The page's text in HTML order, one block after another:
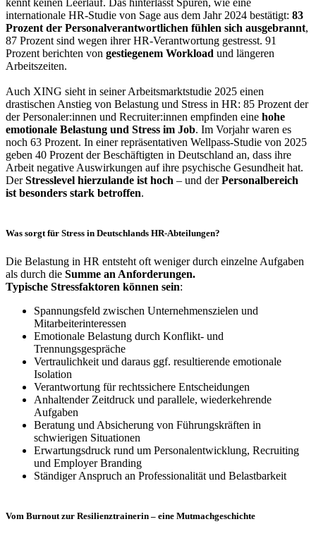
kennt keinen Leerlauf. Das hinterlässt Spuren, wie eine
internationale HR-Studie von Sage aus dem Jahr 2024 bestätigt: 83
Prozent der Personalverantwortlichen fühlen sich ausgebrannt,
87 Prozent sind wegen ihrer HR-Verantwortung gestresst. 91
Prozent berichten von gestiegenem Workload und längeren
Arbeitszeiten.
Auch XING sieht in seiner Arbeitsmarktstudie 2025 einen
drastischen Anstieg von Belastung und Stress in HR: 85 Prozent der
der Personaler:innen und Recruiter:innen empfinden eine hohe
emotionale Belastung und Stress im Job. Im Vorjahr waren es
noch 63 Prozent. In einer repräsentativen Wellpass-Studie von 2025
geben 40 Prozent der Beschäftigten in Deutschland an, dass ihre
Arbeit negative Auswirkungen auf ihre psychische Gesundheit hat.
DerStresslevel hierzulande ist hoch – und derPersonalbereich
ist besonders stark betroffen.
Was sorgt für Stress in Deutschlands HR-Abteilungen?
Die Belastung in HR entsteht oft weniger durch einzelne Aufgaben
als durch die Summe an Anforderungen.
Typische Stressfaktoren können sein:
Spannungsfeld zwischen Unternehmenszielen und
Mitarbeiterinteressen
Emotionale Belastung durch Konflikt- und
Trennungsgespräche
Vertraulichkeit und daraus ggf. resultierende emotionale
Isolation
Verantwortung für rechtssichere Entscheidungen
Anhaltender Zeitdruck und parallele, wiederkehrende
Aufgaben
Beratung und Absicherung von Führungskräften in
schwierigen Situationen
Erwartungsdruck rund um Personalentwicklung, Recruiting
und Employer Branding
Ständiger Anspruch an Professionalität und Belastbarkeit
Vom Burnout zur Resilienztrainerin – eine Mutmachgeschichte